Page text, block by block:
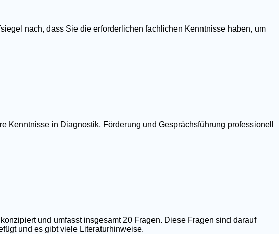
nach, dass Sie die erforderlichen fachlichen Kenntnisse haben, um
in Diagnostik, Förderung und Gesprächsführung professionell
und umfasst insgesamt 20 Fragen. Diese Fragen sind darauf
und es gibt viele Literaturhinweise.